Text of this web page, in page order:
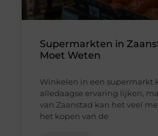
Supermarkten in
Moet Weten
Winkelen in een supermarkt
alledaagse ervaring lijken,
van Zaanstad kan het veel
het kopen van de